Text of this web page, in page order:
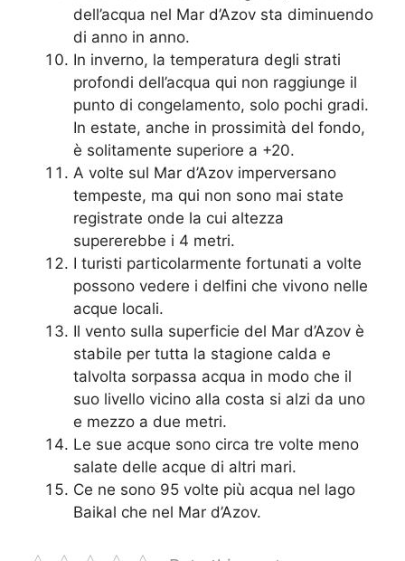
dell’acqua nel Mar d’Azov sta diminuendo
di anno in anno.
In inverno, la temperatura degli strati
profondi dell’acqua qui non raggiunge il
punto di congelamento, solo pochi gradi.
In estate, anche in prossimità del fondo,
è solitamente superiore a +20.
A volte sul Mar d’Azov imperversano
tempeste, ma qui non sono mai state
registrate onde la cui altezza
supererebbe i 4 metri.
I turisti particolarmente fortunati a volte
possono vedere i delfini che vivono nelle
acque locali.
Il vento sulla superficie del Mar d’Azov è
stabile per tutta la stagione calda e
talvolta sorpassa acqua in modo che il
suo livello vicino alla costa si alzi da uno
e mezzo a due metri.
Le sue acque sono circa tre volte meno
salate delle acque di altri mari.
Ce ne sono 95 volte più acqua nel lago
Baikal che nel Mar d’Azov.